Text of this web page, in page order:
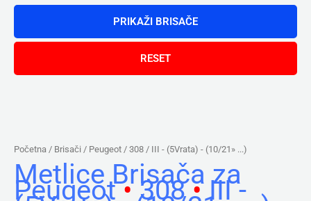
Početna / Brisači / Peugeot / 308 / III - (5Vrata) - (10/21» ...)
Metlice Brisača za
Peugeot•308•III -